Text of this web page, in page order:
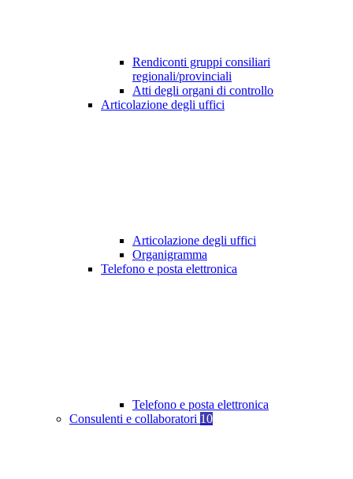
Rendiconti gruppi consiliari
regionali/provinciali
Atti degli organi di controllo
Articolazione degli uffici
Articolazione degli uffici
Organigramma
Telefono e posta elettronica
Telefono e posta elettronica
Consulenti e collaboratori 10